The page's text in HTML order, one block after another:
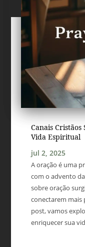
Canais Cristãos
Vida Espiritual
jul 2, 2025
A oração é uma
com o advento
sobre oração
conectarem mais
post, vamos
enriquecer sua